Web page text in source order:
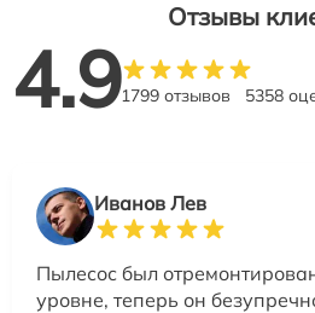
Отзывы
4.91799 отзывов 5358
Иванов Лев
Пылесос был
уровне, теперь он